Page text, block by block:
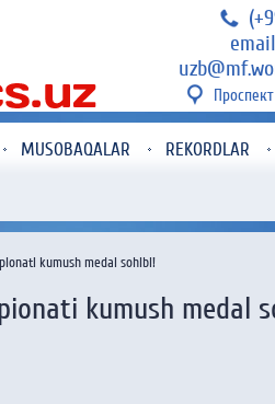
MUSOBAQALAR REKORDLAR
kumush medal sohibi!
kumush medal